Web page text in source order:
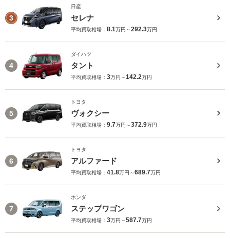
3
日産
セレナ
平均買取相場： 8.1万円～292.3万円
4
ダイハツ
タント
平均買取相場： 3万円～142.2万円
5
トヨタ
ヴォクシー
平均買取相場： 9.7万円～372.9万円
6
トヨタ
アルファード
平均買取相場： 41.8万円～689.7万円
7
ホンダ
ステップワゴン
平均買取相場： 3万円～587.7万円